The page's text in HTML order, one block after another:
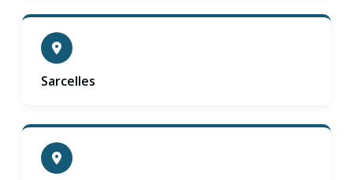
Sarcelles